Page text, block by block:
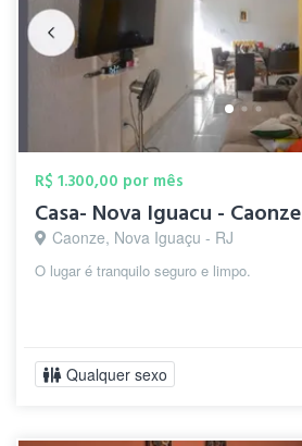
R$ 1.300,00 por mês
Casa- Nova Iguacu - Caonze
Caonze, Nova Iguaçu - RJ
O lugar é tranquilo seguro e limpo.
Qualquer sexo